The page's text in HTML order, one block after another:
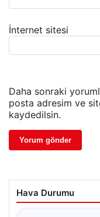
İnternet sitesi
Daha sonraki
posta adresim ve
kaydedilsin.
Hava Durumu